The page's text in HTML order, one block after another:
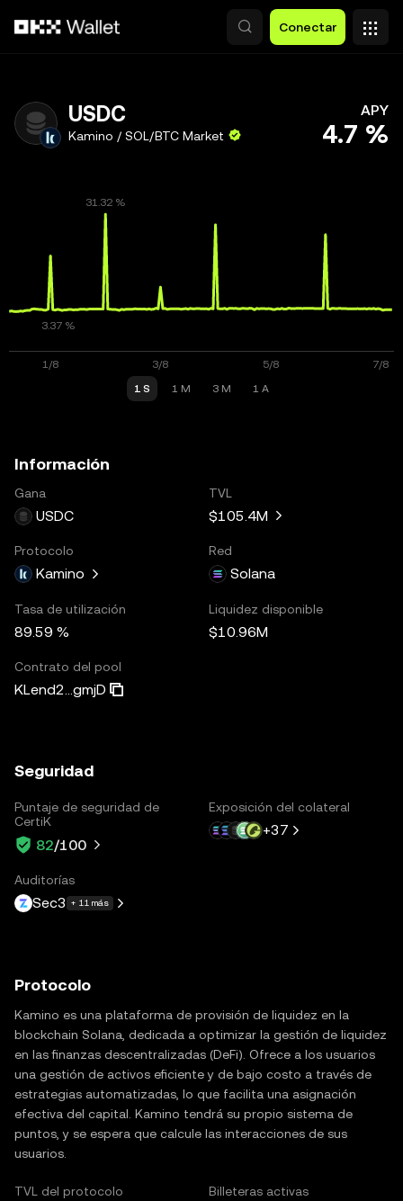
Conectar
USDC
Kamino / SOL/BTC Market
APY
4.7 %
1 S 1 M 3 M 1 A
Información
Gana
USDC
TVL
$105.4M
Protocolo
Kamino
Red
Solana
Tasa de utilización
89.59 %
Liquidez disponible
$10.96M
Contrato del pool
KLend2...gmjD
Seguridad
Puntaje de seguridad de
CertiK
82/100
Exposición del colateral
+37
Auditorías
Sec3 + 11 más
Protocolo
Kamino es una plataforma de provisión de liquidez en la
blockchain Solana, dedicada a optimizar la gestión de liquidez
en las finanzas descentralizadas (DeFi). Ofrece a los usuarios
una gestión de activos eficiente y de bajo costo a través de
estrategias automatizadas, lo que facilita una asignación
efectiva del capital. Kamino tendrá su propio sistema de
puntos, y se espera que calcule las interacciones de sus
usuarios.
TVL del protocolo Billeteras activas